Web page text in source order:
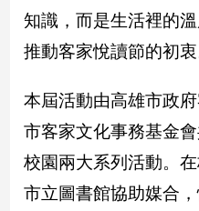
南
灣
觀
點
南
台
知識，而是生活裡的
推動客家悅讀節的初衷
本屆活動由高雄市政
市客家文化事務基金
校園兩大系列活動。
市立圖書館協助媒合